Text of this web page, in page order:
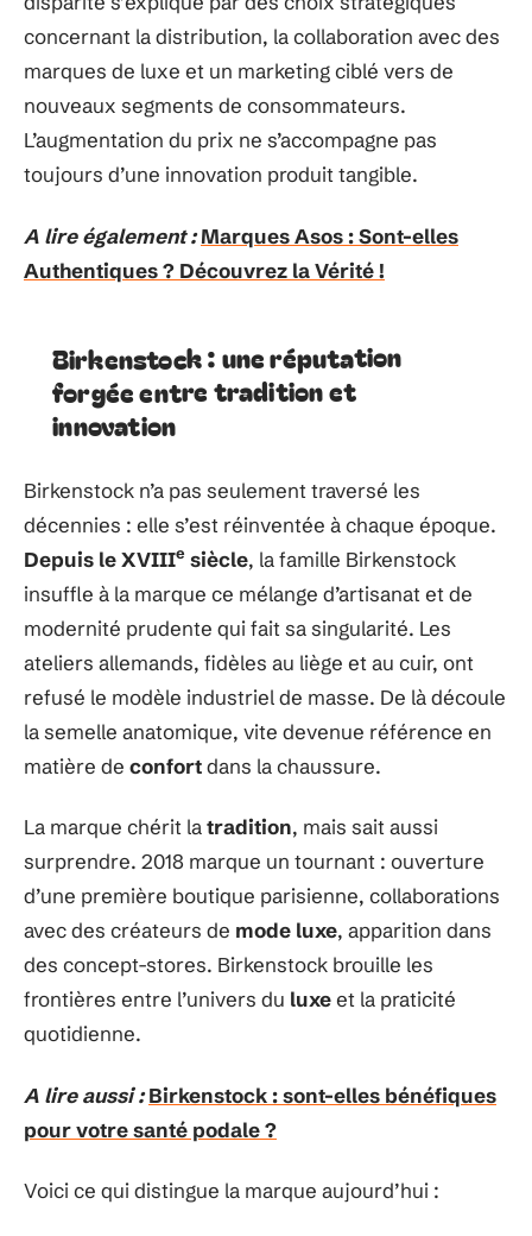
concernant la distribution, la collaboration avec des
marques de luxe et un marketing ciblé vers de
nouveaux segments de consommateurs.
L’augmentation du prix ne s’accompagne pas
toujours d’une innovation produit tangible.
A lire également : Marques Asos : Sont-elles
Authentiques ? Découvrez la Vérité !
Birkenstock : une réputation
forgée entre tradition et
innovation
Birkenstock n’a pas seulement traversé les
décennies : elle s’est réinventée à chaque époque.
Depuis le XVIIIe siècle, la famille Birkenstock
insuffle à la marque ce mélange d’artisanat et de
modernité prudente qui fait sa singularité. Les
ateliers allemands, fidèles au liège et au cuir, ont
refusé le modèle industriel de masse. De là découle
la semelle anatomique, vite devenue référence en
matière de confortdans la chaussure.
La marque chérit latradition, mais sait aussi
surprendre. 2018 marque un tournant : ouverture
d’une première boutique parisienne, collaborations
avec des créateurs de mode luxe, apparition dans
des concept-stores. Birkenstock brouille les
frontières entre l’univers du luxeet la praticité
quotidienne.
A lire aussi : Birkenstock : sont-elles bénéfiques
pour votre santé podale ?
Voici ce qui distingue la marque aujourd’hui :